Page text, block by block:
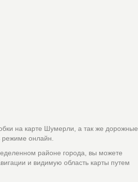
на карте Шумерли, а так же дорожные
онлайн.
районе города, вы можете
и видимую область карты путем